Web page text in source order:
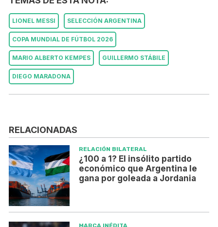
LIONEL MESSI SELECCIÓN ARGENTINA
COPA MUNDIAL DE FÚTBOL 2026
MARIO ALBERTO KEMPES GUILLERMO STÁBILE
DIEGO MARADONA
RELACIONADAS
RELACIÓN BILATERAL
¿100 a 1? El insólito partido
económico que Argentina le
gana por goleada a Jordania
MARCA INÉDITA